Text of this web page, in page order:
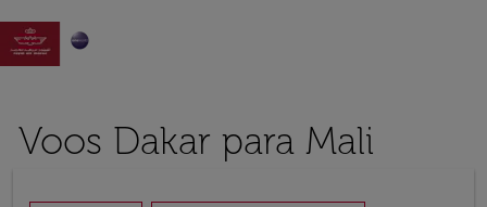

Voos Dakar para Mali